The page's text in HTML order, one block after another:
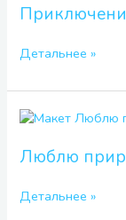
природе
Детальнее »
Люблю
Люблю
Детальнее »